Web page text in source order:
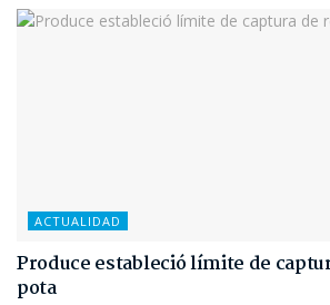
ACTUALIDAD
Produce estableció límite de
pota